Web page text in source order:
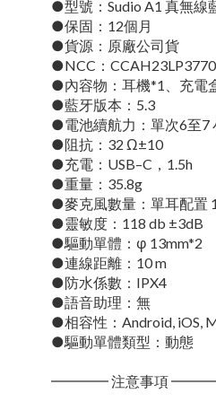
●型號：Sudio A1 真無線
●保固：12個月
●貨源：原廠公司貨
●NCC：
●內容物：耳機*1、充電
●藍牙版本：5.3
●電池續航力：單次6至7
●阻抗：32 Ω±10
●充電：USB–C，1.5h
●重量：35.8g
●麥克風數量：單耳配置
●靈敏度：118 db ±3dB
●驅動單體：φ 13mm*2
●連線距離：10 m
●防水係數：IPX4
●語音助理：無
●相容性：Android, iOS,
●驅動單體類型：動態
━━━━ 注意事項